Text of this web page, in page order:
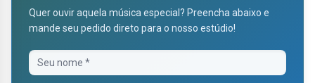
Quer ouvir aquela música especial? Preencha abaixo e
mande seu pedido direto para o nosso estúdio!